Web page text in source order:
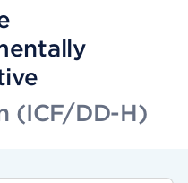
(ICF/DD-H)